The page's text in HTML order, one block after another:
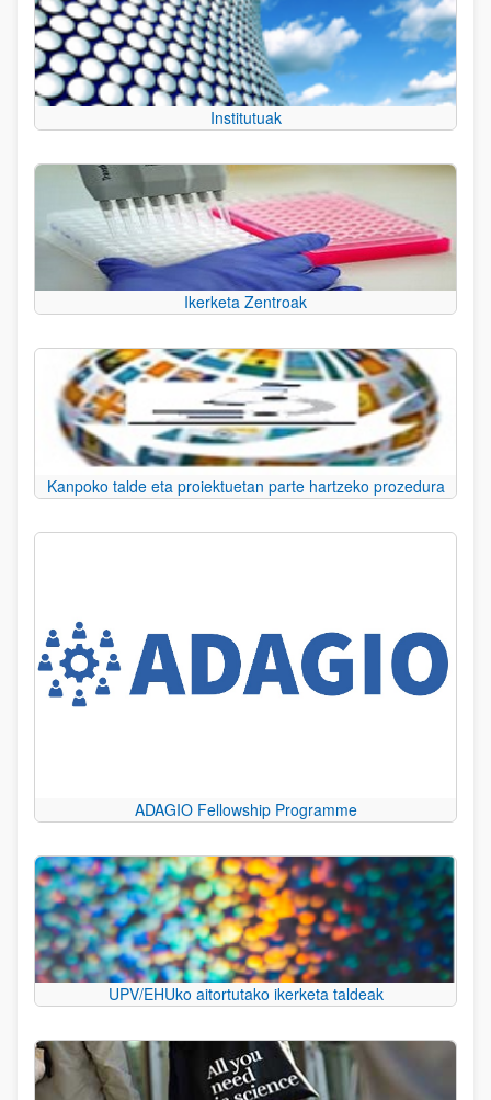
Institutuak
Ikerketa Zentroak
Kanpoko talde eta proiektuetan parte hartzeko prozedura
ADAGIO Fellowship Programme
UPV/EHUko aitortutako ikerketa taldeak